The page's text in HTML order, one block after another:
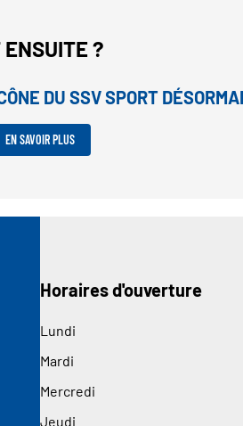
ENSUITE ?
DU SSV SPORT
EN SAVOIR PLUS
Horaires d'ouverture
Lundi
Mardi
Mercredi
Jeudi